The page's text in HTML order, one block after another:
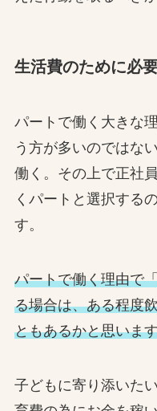
生活費のために必
パートで働く大きな
う方が多いのではな
働く。その上で正社
くパートと選択する
す。
パートで働く理由で
る場合は、ある程度
ともあるかと思いま
子どもに寄り添いた